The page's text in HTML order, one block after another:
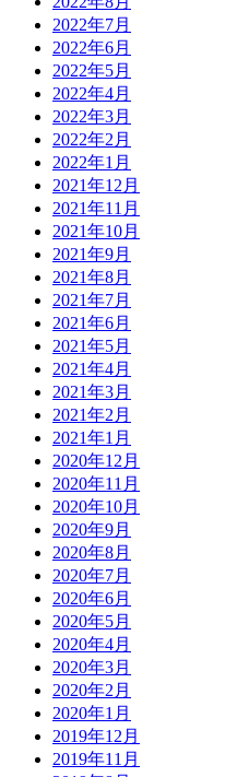
2022年7月
2022年6月
2022年5月
2022年4月
2022年3月
2022年2月
2022年1月
2021年12月
2021年11月
2021年10月
2021年9月
2021年8月
2021年7月
2021年6月
2021年5月
2021年4月
2021年3月
2021年2月
2021年1月
2020年12月
2020年11月
2020年10月
2020年9月
2020年8月
2020年7月
2020年6月
2020年5月
2020年4月
2020年3月
2020年2月
2020年1月
2019年12月
2019年11月